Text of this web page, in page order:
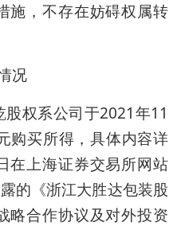
施，不存在妨碍权属转
况
权系公司于2021年11
购买所得，具体内容详
在上海证券交易所网站
的《浙江大胜达包装股
略合作协议及对外投资